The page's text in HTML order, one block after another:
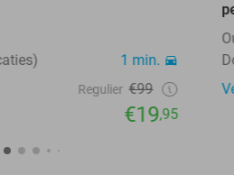
1 min.
Regulier €99
€19,95